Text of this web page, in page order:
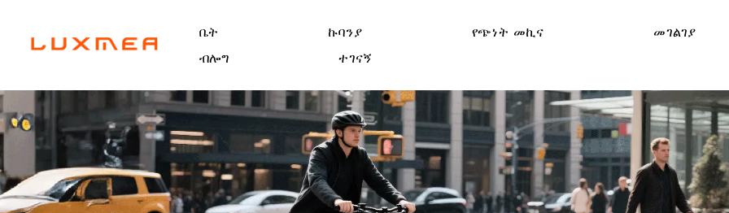
ቤት ኩባንያ የጭነት መኪና መገልገያ
ብሎግ
ተገናኝ